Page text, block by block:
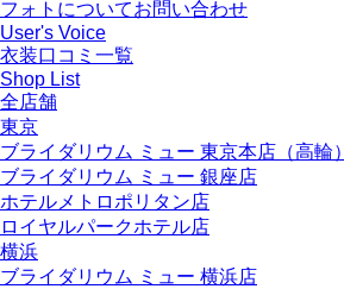
フォトについてお問い合わせ
User's Voice
衣装口コミ一覧
Shop List
全店舗
東京
ブライダリウム ミュー 東京本店（高輪）
ブライダリウム ミュー 銀座店
ホテルメトロポリタン店
ロイヤルパークホテル店
横浜
ブライダリウム ミュー 横浜店